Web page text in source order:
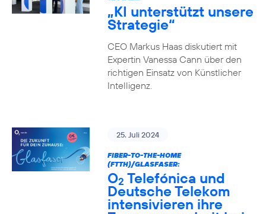
„KI unterstützt unsere
Strategie“
CEO Markus Haas diskutiert mit
Expertin Vanessa Cann über den
richtigen Einsatz von Künstlicher
Intelligenz.
25. Juli 2024
FIBER-TO-THE-HOME
(FTTH)/GLASFASER:
O2 Telefónica und
Deutsche Telekom
intensivieren ihre